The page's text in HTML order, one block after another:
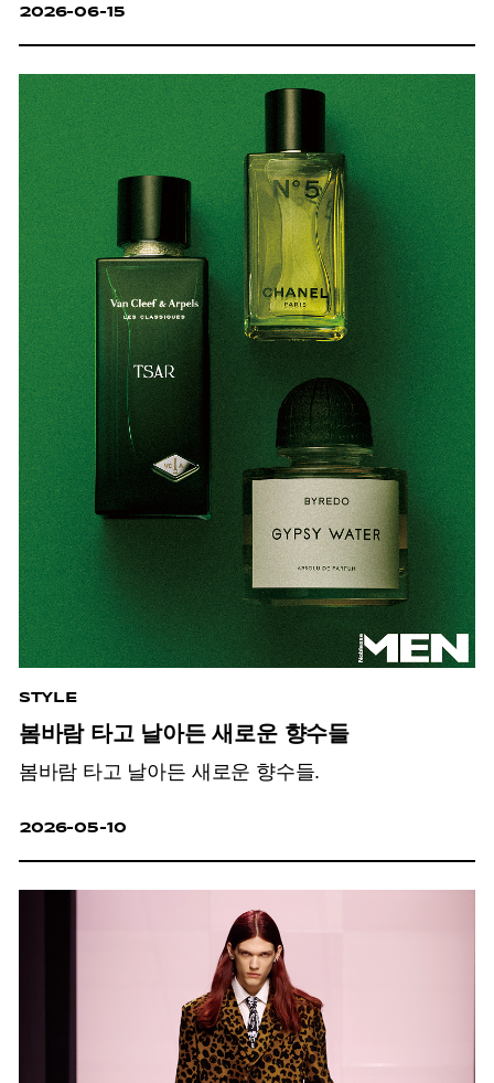
2026-06-15
STYLE
봄바람 타고 날아든 새로운 향수들
봄바람 타고 날아든 새로운 향수들.
2026-05-10